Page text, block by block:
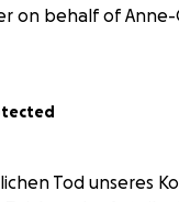
on behalf of Anne-
Tod unseres